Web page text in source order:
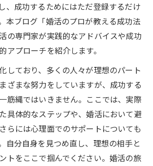
、成功するためにはただ登録するだけ
本ブログ「婚活のプロが教える成功法
の専門家が実践的なアドバイスや成功
アプローチを紹介します。
しており、多くの人々が理想のパート
ざまな努力をしていますが、成功する
筋縄ではいきません。ここでは、実際
具体的なステップや、婚活において避
らには心理面でのサポートについても
自分自身を見つめ直し、理想の相手と
トをここで掴んでください。婚活の旅